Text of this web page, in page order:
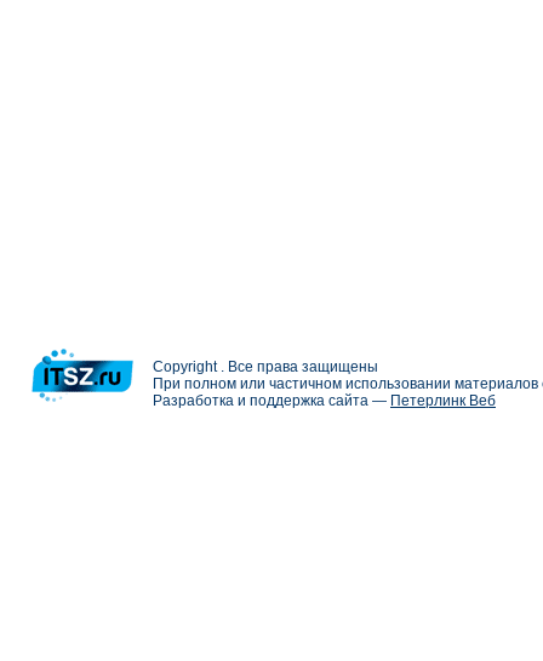
Copyright . Все права защищены
При полном или частичном использовании
Разработка и поддержка сайта — Петерлинк Веб